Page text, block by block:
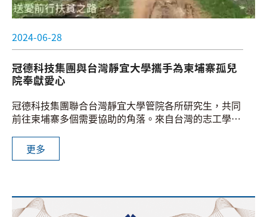
2024-06-28
冠德科技集團與台灣靜宜大學攜手為柬埔寨孤兒
院奉獻愛心
冠德科技集團聯合台灣靜宜大學管院各所研究生，共同
前往柬埔寨多個需要協助的角落。來自台灣的志工學生
各個需要幫助的地方，分享愛與關懷。
更多